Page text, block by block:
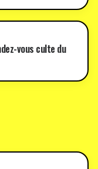
vous culte du